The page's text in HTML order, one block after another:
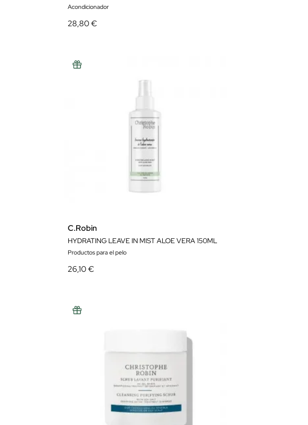
Acondicionador
28,80 €
C.Robin
HYDRATING LEAVE IN MIST ALOE VERA 150ML
Productos para el pelo
26,10 €